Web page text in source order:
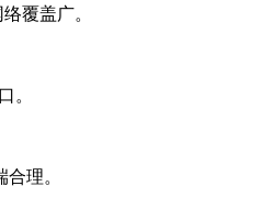
覆盖广。
。
理。